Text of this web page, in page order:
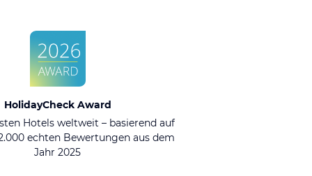
HolidayCheck Award
Hotels weltweit – basierend auf
echten Bewertungen aus dem
Jahr 2025